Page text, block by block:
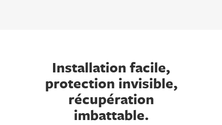
Installation facile,
protection invisible,
récupération
imbattable.